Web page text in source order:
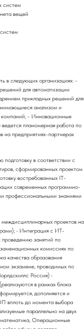
систем
вещей
в следующих организациях: -
для автоматизации
прикладных решений для
анализом и
- Инновационные
планомерная работа по
на предприятиях-партнерах
в соответствии с
сформированных проектом
востребованных IT-
современных программно-
профессиональными знаниями
проектов на
• Интеграция с ИТ-
занятий по
комиссиях по
качества образования
экзамене, проводимых по
Россия) •
в рамках блока
дополняется и
вплоть до момента выбора
параллельно на двух
математика, Операционные